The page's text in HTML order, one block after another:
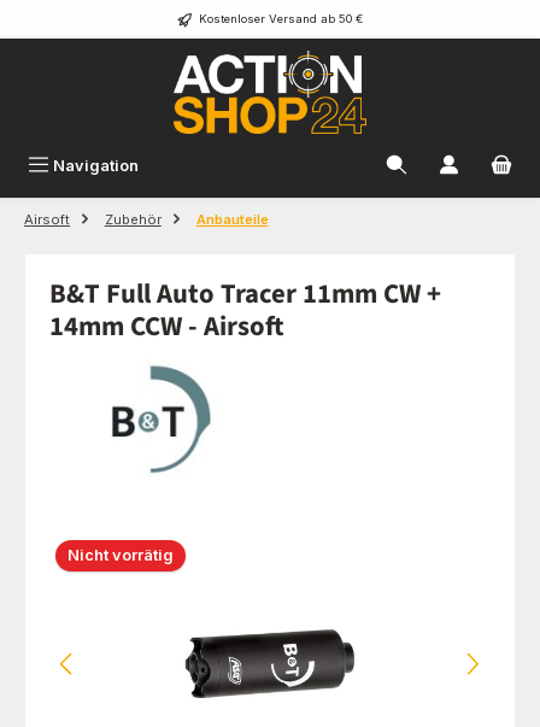
Zum Hauptinhalt springen Kostenloser Versand ab 50 €
Navigation
Airsoft Zubehör Anbauteile
B&T Full Auto Tracer 11mm CW +
14mm CCW - Airsoft
Bildergalerie überspringen
Nicht vorrätig